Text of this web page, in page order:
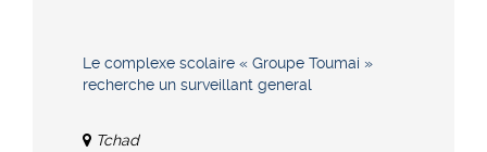
Le complexe scolaire « Groupe Toumai »
recherche un surveillant general
Tchad